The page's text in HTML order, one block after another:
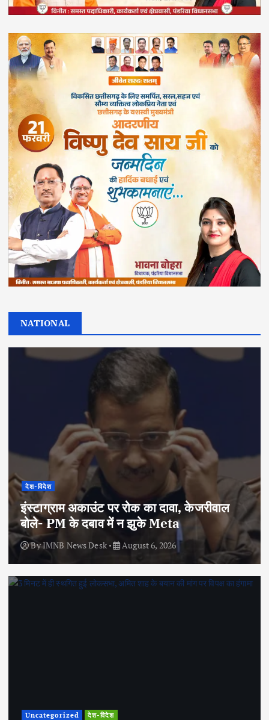
NATIONAL
देश-विदेश
इंस्टाग्राम अकाउंट पर रोक का दावा, केजरीवाल
बोले- PM के दबाव में न झुके Meta
ByIMNB News Desk August 6, 2026
Uncategorized देश-विदेश